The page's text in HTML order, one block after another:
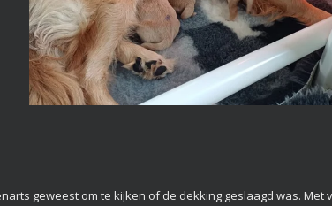
geweest om te kijken of de dekking geslaagd was.